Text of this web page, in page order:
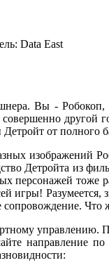
Data East
Вы -
другой
от полного
изображений
Детройта из
персонажей
Разумеется,
Что
управлению.
направление